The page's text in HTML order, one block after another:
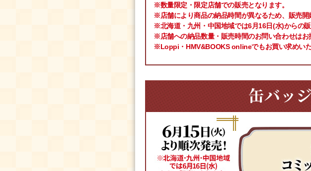
※数量限定・限定店舗での販売となります。
※店舗により商品の納品時間が異なるため、販売開
※北海道・九州・中国地域では6月16日(水)からの販
※店舗への納品数量・販売時間のお問い合わせはお
※Loppi・HMV&BOOKS onlineでもお買い求めい
缶バッ